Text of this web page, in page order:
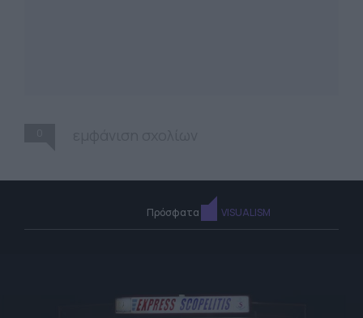
Πρόσφατα VISUALISM